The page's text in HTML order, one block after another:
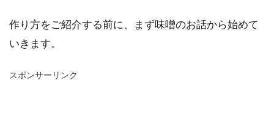
作り方をご紹介する前に、まず味噌のお話から始めて
いきます。
スポンサーリンク